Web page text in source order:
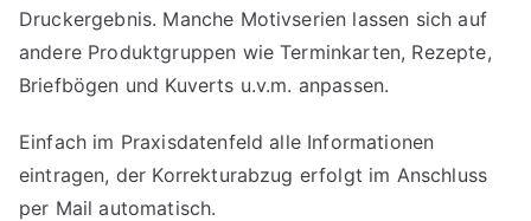
Druckergebnis. Manche Motivserien lassen sich auf
andere Produktgruppen wie Terminkarten, Rezepte,
Briefbögen und Kuverts u.v.m. anpassen.
Einfach im Praxisdatenfeld alle Informationen
eintragen, der Korrekturabzug erfolgt im Anschluss
per Mail automatisch.